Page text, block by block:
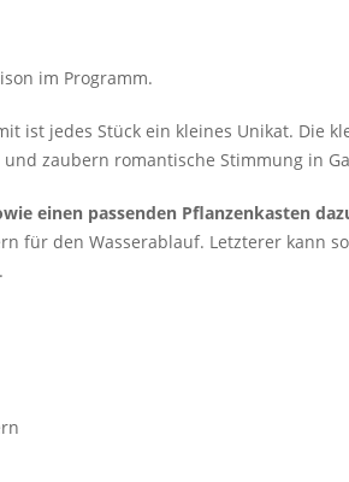
im Programm.
ist jedes Stück ein kleines Unikat. Die
zaubern romantische Stimmung in
einen passenden Pflanzenkasten
für den Wasserablauf. Letzterer kann